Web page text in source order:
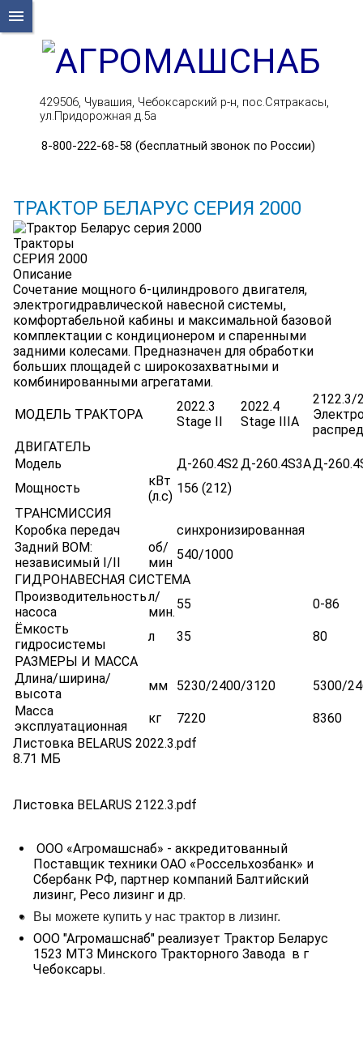
menu
429506, Чувашия, Чебоксарский р-н, пос.Сятракасы,
ул.Придорожная д.5а
8-800-222-68-58 (бесплатный звонок по России)
ТРАКТОР БЕЛАРУС СЕРИЯ 2000
Тракторы
СЕРИЯ 2000
Описание
Сочетание мощного 6-цилиндрового двигателя,
электрогидравлической навесной системы,
комфортабельной кабины и максимальной базовой
комплектации с кондиционером и спаренными
задними колесами. Предназначен для обработки
больших площадей с широкозахватными и
комбинированными агрегатами.
МОДЕЛЬ ТРАКТОРА
2022.3
Stage II
2022.4
Stage IIIA
2122.3/
ДВИГАТЕЛЬ
Модель
Д-260.4S2Д-260.4S3АД-
Мощность
кВт
(л.с)
156 (212)
ТРАНСМИССИЯ
Коробка передач
синхронизированная
Задний BOM:
независимый I/II
об/
мин
540/1000
ГИДРОНАВЕСНАЯ СИСТЕМА
Производительность
насоса
л/
мин.
55
0-86
Ёмкость
гидросистемы
л 35
80
РАЗМЕРЫ И МАССА
Длина/ширина/
высота
мм 5230/2400/3120
5300/
Масса
эксплуатационная
кг 7220
8360
Листовка BELARUS 2022.3.pdf
8.71 МБ
Листовка BELARUS 2122.3.pdf
ООО «Агромашснаб» - аккредитованный
Поставщик техники ОАО «Россельхозбанк» и
Сбербанк РФ, партнер компаний Балтийский
лизинг, Ресо лизинг и др.
Вы можете купить у нас трактор в лизинг.
ООО "Агромашснаб" реализует Трактор Беларус
1523 МТЗ Минского Тракторного Завода в г
Чебоксары.